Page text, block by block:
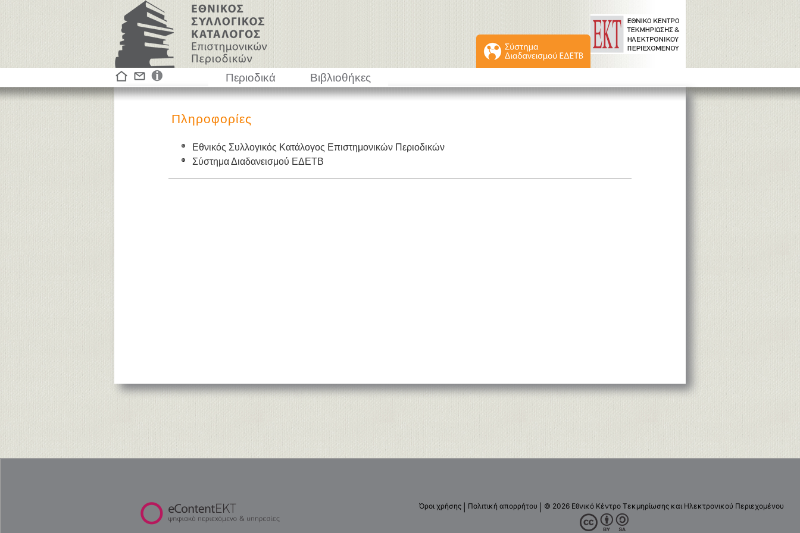
Περιοδικά Βιβλιοθήκες
Πληροφορίες
Εθνικός Συλλογικός Κατάλογος Επιστημονικών Περιοδικών
Σύστημα Διαδανεισμού ΕΔΕΤΒ